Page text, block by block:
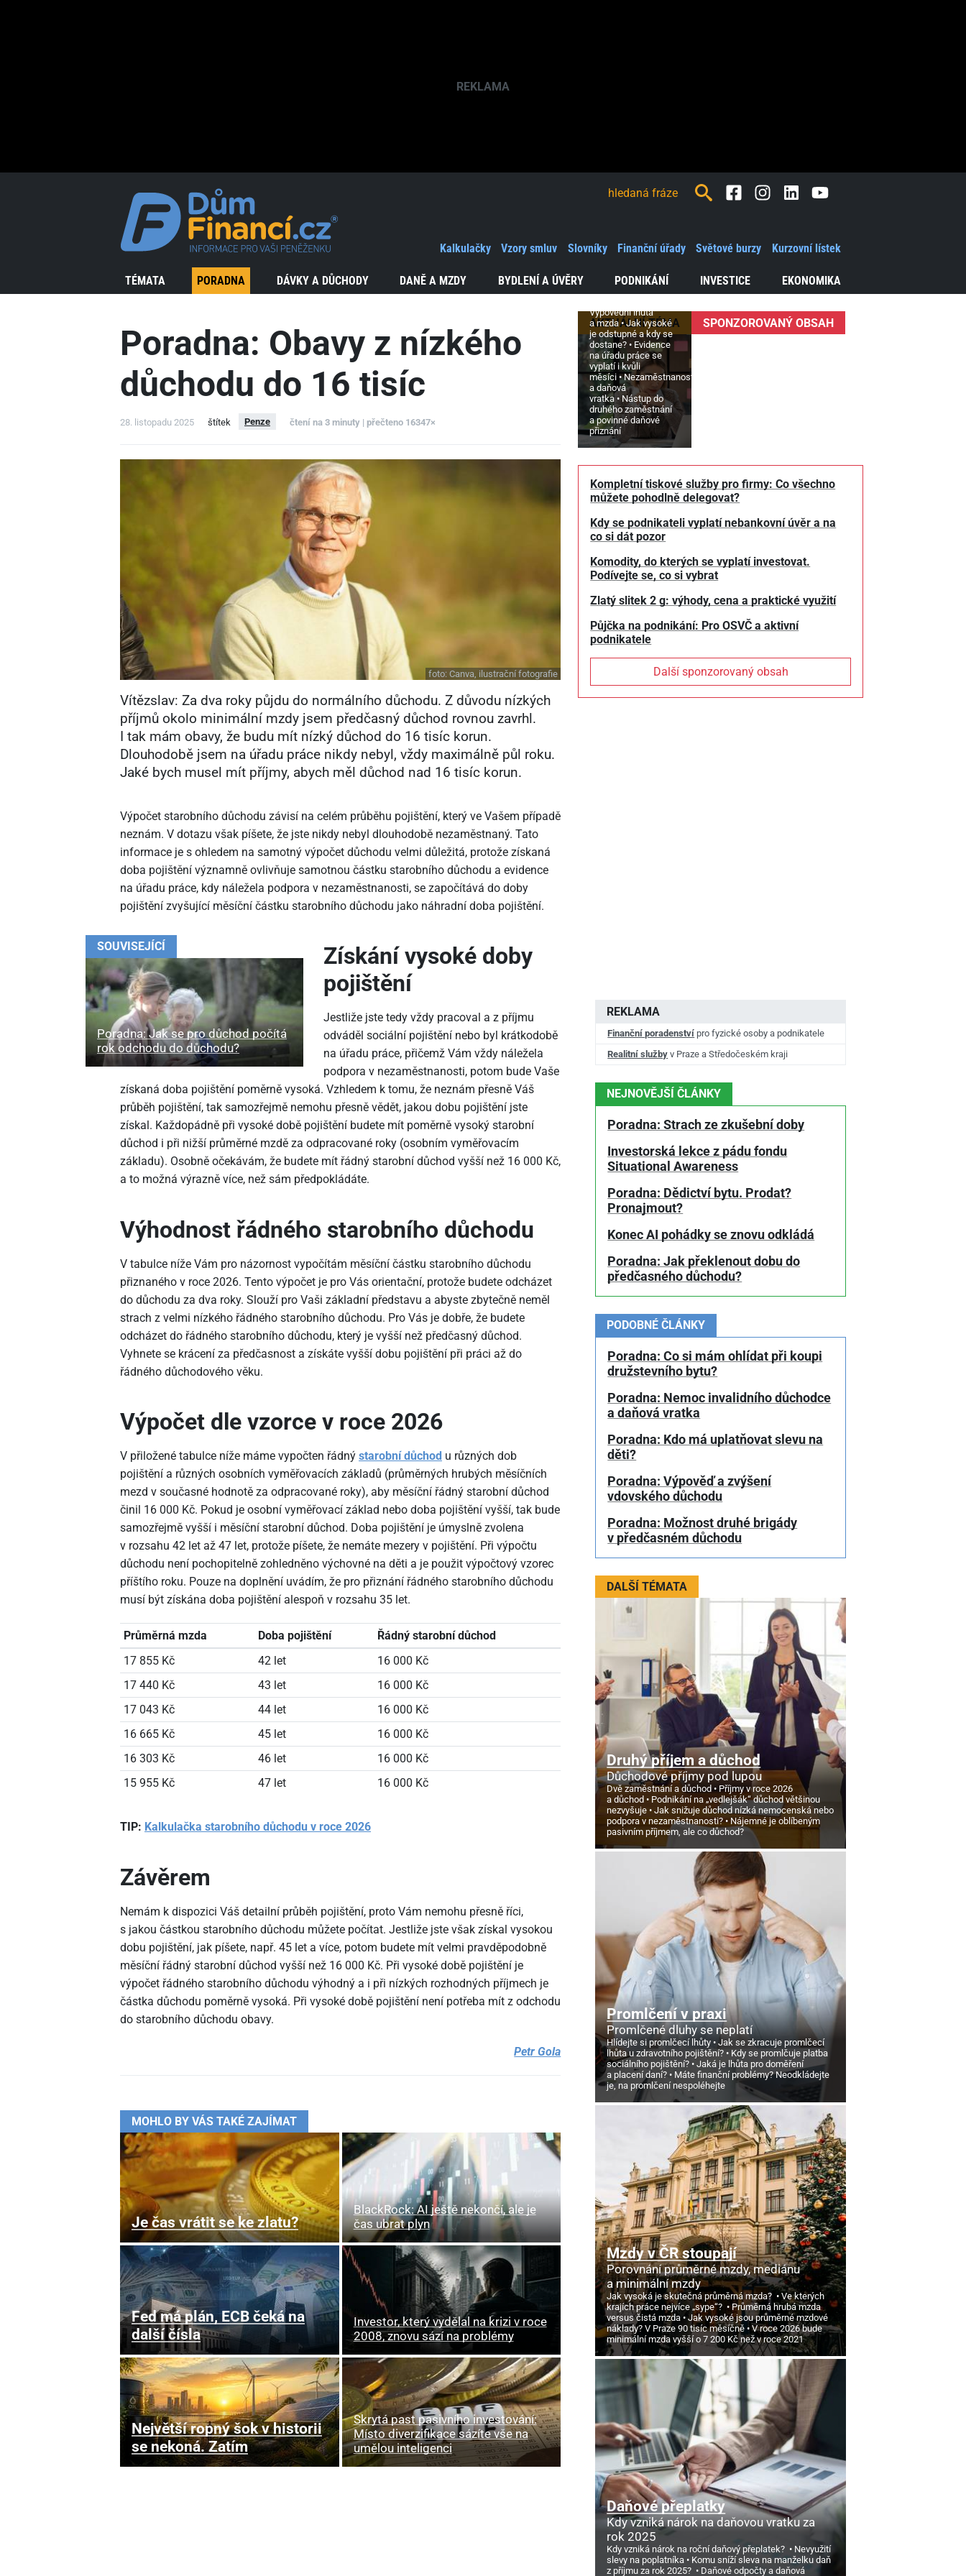
TÉMATA PORADNA DÁVKY A DŮCHODY DANĚ A MZDY BYDLENÍ A ÚVĚRY PODNIKÁNÍ INVESTICE EKONOMIKA
Kalkulačky Vzory smluv Slovníky Finanční úřady Světové burzy Kurzovní lístek
FacebookInstagramLinkedInYoutube
Poradna: Obavy z nízkého
důchodu do 16 tisíc
28. listopadu 2025 štítek Penze čtení na 3 minuty | přečteno 16347×
foto:Canva, ilustrační fotografie
Vítězslav: Za dva roky půjdu do normálního důchodu. Z důvodu nízkých
příjmů okolo minimální mzdy jsem předčasný důchod rovnou zavrhl.
I tak mám obavy, že budu mít nízký důchod do 16 tisíc korun.
Dlouhodobě jsem na úřadu práce nikdy nebyl, vždy maximálně půl roku.
Jaké bych musel mít příjmy, abych měl důchod nad 16 tisíc korun.
Výpočet starobního důchodu závisí na celém průběhu pojištění, který ve Vašem případě
neznám. V dotazu však píšete, že jste nikdy nebyl dlouhodobě nezaměstnaný. Tato
informace je s ohledem na samotný výpočet důchodu velmi důležitá, protože získaná
doba pojištění významně ovlivňuje samotnou částku starobního důchodu a evidence
na úřadu práce, kdy náležela podpora v nezaměstnanosti, se započítává do doby
pojištění zvyšující měsíční částku starobního důchodu jako náhradní doba pojištění.
SOUVISEJÍCÍ
Poradna: Jak se pro důchod počítá
rok odchodu do důchodu?
Získání vysoké doby
pojištění
Jestliže jste tedy vždy pracoval a z příjmu
odváděl sociální pojištění nebo byl krátkodobě
na úřadu práce, přičemž Vám vždy náležela
podpora v nezaměstnanosti, potom bude Vaše
získaná doba pojištění poměrně vysoká. Vzhledem k tomu, že neznám přesně Váš
průběh pojištění, tak samozřejmě nemohu přesně vědět, jakou dobu pojištění jste
získal. Každopádně při vysoké době pojištění budete mít poměrně vysoký starobní
důchod i při nižší průměrné mzdě za odpracované roky (osobním vyměřovacím
základu). Osobně očekávám, že budete mít řádný starobní důchod vyšší než 16 000 Kč,
a to možná výrazně více, než sám předpokládáte.
Výhodnost řádného starobního důchodu
V tabulce níže Vám pro názornost vypočítám měsíční částku starobního důchodu
přiznaného v roce 2026. Tento výpočet je pro Vás orientační, protože budete odcházet
do důchodu za dva roky. Slouží pro Vaši základní představu a abyste zbytečně neměl
strach z velmi nízkého řádného starobního důchodu. Pro Vás je dobře, že budete
odcházet do řádného starobního důchodu, který je vyšší než předčasný důchod.
Vyhnete se krácení za předčasnost a získáte vyšší dobu pojištění při práci až do
řádného důchodového věku.
Výpočet dle vzorce v roce 2026
V přiložené tabulce níže máme vypočten řádný starobní důchod u různých dob
pojištění a různých osobních vyměřovacích základů (průměrných hrubých měsíčních
mezd v současné hodnotě za odpracované roky), aby měsíční řádný starobní důchod
činil 16 000 Kč. Pokud je osobní vyměřovací základ nebo doba pojištění vyšší, tak bude
samozřejmě vyšší i měsíční starobní důchod. Doba pojištění je úmyslně zvolena
v rozsahu 42 let až 47 let, protože píšete, že nemáte mezery v pojištění. Při výpočtu
důchodu není pochopitelně zohledněno výchovné na děti a je použit výpočtový vzorec
příštího roku. Pouze na doplnění uvádím, že pro přiznání řádného starobního důchodu
musí být získána doba pojištění alespoň v rozsahu 35 let.
Průměrná mzda Doba pojištění
Řádný starobní důchod
17 855 Kč 42 let 16 000 Kč
17 440 Kč 43 let 16 000 Kč
17 043 Kč 44 let 16 000 Kč
16 665 Kč 45 let 16 000 Kč
16 303 Kč 46 let 16 000 Kč
15 955 Kč 47 let 16 000 Kč
TIP: Kalkulačka starobního důchodu v roce 2026
Závěrem
Nemám k dispozici Váš detailní průběh pojištění, proto Vám nemohu přesně říci,
s jakou částkou starobního důchodu můžete počítat. Jestliže jste však získal vysokou
dobu pojištění, jak píšete, např. 45 let a více, potom budete mít velmi pravděpodobně
měsíční řádný starobní důchod vyšší než 16 000 Kč. Při vysoké době pojištění je
výpočet řádného starobního důchodu výhodný a i při nízkých rozhodných příjmech je
částka důchodu poměrně vysoká. Při vysoké době pojištění není potřeba mít z odchodu
do starobního důchodu obavy.
Petr Gola
MOHLO BY VÁS TAKÉ ZAJÍMAT
Je čas vrátit se ke zlatu?
BlackRock: AI ještě nekončí, ale je
čas ubrat plyn
Fed má plán, ECB čeká na
další čísla
Investor, který vydělal na krizi v roce
2008, znovu sází na problémy
Největší ropný šok v historii
se nekoná. Zatím
Skrytá past pasivního investování:
Místo diverzifikace sázíte vše na
umělou inteligenci
REKLAMA
Finanční poradenství pro fyzické osoby a podnikatele
Realitní služby v Praze a Středočeském kraji
NEJNOVĚJŠÍ ČLÁNKY
Poradna: Strach ze zkušební doby
Investorská lekce z pádu fondu
Situational Awareness
Poradna: Dědictví bytu. Prodat?
Pronajmout?
Konec AI pohádky se znovu odkládá
Poradna: Jak překlenout dobu do
předčasného důchodu?
AKTUÁLNÍ TÉMA
a peníze
Konec
v zaměstnání
a finanční
Výpovědní lhůta
a mzda
Jak vysoké
je odstupné a kdy se
dostane?
Evidence
na úřadu práce se
vyplatí i kvůli
měsíci
Nezaměstnanost
a daňová
vratka
Nástup do
druhého zaměstnání
a povinné daňové
přiznání
PODOBNÉ ČLÁNKY
Poradna: Co si mám ohlídat při koupi
družstevního bytu?
Poradna: Nemoc invalidního důchodce
a daňová vratka
Poradna: Kdo má uplatňovat slevu na
děti?
Poradna: Výpověď a zvýšení
vdovského důchodu
Poradna: Možnost druhé brigády
v předčasném důchodu
SPONZOROVANÝ OBSAH
Kompletní tiskové služby pro firmy: Co všechno
můžete pohodlně delegovat?
Kdy se podnikateli vyplatí nebankovní úvěr a na
co si dát pozor
Komodity, do kterých se vyplatí investovat.
Podívejte se, co si vybrat
Zlatý slitek 2 g: výhody, cena a praktické využití
Půjčka na podnikání: Pro OSVČ a aktivní
podnikatele
Další sponzorovaný obsah
DALŠÍ TÉMATA
Druhý příjem a důchod
Důchodové příjmy pod lupou
Dvě zaměstnání a důchod
Příjmy v roce 2026
a důchod
Podnikání na „vedlejšák“ důchod většinou
nezvyšuje
Jak snižuje důchod nízká nemocenská nebo
podpora v nezaměstnanosti?
Nájemné je oblíbeným
pasivním příjmem, ale co důchod?
Promlčení v praxi
Promlčené dluhy se neplatí
Hlídejte si promlčecí lhůty
Jak se zkracuje promlčecí
lhůta u zdravotního pojištění?
Kdy se promlčuje platba
sociálního pojištění?
Jaká je lhůta pro doměření
a placení daní?
Máte finanční problémy? Neodkládejte
je, na promlčení nespoléhejte
Mzdy v ČR stoupají
Porovnání průměrné mzdy, mediánu
a minimální mzdy
Jak vysoká je skutečná průměrná mzda?
Ve kterých
krajích práce nejvíce „sype“?
Průměrná hrubá mzda
versus čistá mzda
Jak vysoké jsou průměrné mzdové
náklady? V Praze 90 tisíc měsíčně
V roce 2026 bude
minimální mzda vyšší o 7 200 Kč než v roce 2021
Daňové přeplatky
Kdy vzniká nárok na daňovou vratku za
rok 2025
Kdy vzniká nárok na roční daňový přeplatek?
Nevyužití
slevy na poplatníka
Komu sníží sleva na manželku daň
z příjmu za rok 2025?
Daňové odpočty a daňová